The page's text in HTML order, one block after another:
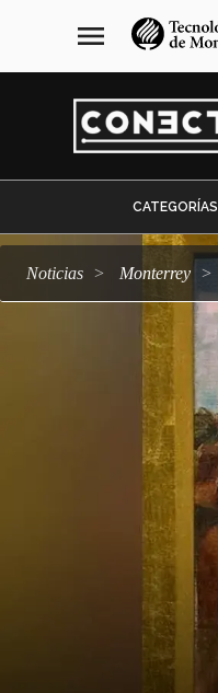
navegación
principal
menu
CATEGORÍAS
Noticias Monterrey